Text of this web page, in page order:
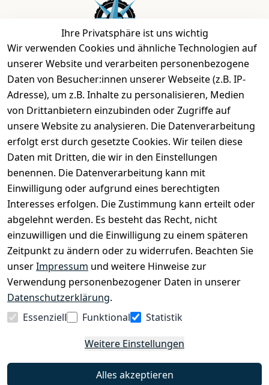
Ihre Privatsphäre ist uns wichtig
Wir verwenden Cookies und ähnliche Technologien auf
unserer Website und verarbeiten personenbezogene
Daten von Besucher:innen unserer Webseite (z.B. IP-
Adresse), um z.B. Inhalte zu personalisieren, Medien
von Drittanbietern einzubinden oder Zugriffe auf
unsere Website zu analysieren. Die Datenverarbeitung
erfolgt erst durch gesetzte Cookies. Wir teilen diese
Daten mit Dritten, die wir in den Einstellungen
benennen. Die Datenverarbeitung kann mit
Einwilligung oder aufgrund eines berechtigten
Interesses erfolgen. Die Zustimmung kann erteilt oder
abgelehnt werden. Es besteht das Recht, nicht
einzuwilligen und die Einwilligung zu einem späteren
Zeitpunkt zu ändern oder zu widerrufen. Beachten Sie
unserImpressum und weitere Hinweise zur
Verwendung personenbezogener Daten in unserer
Datenschutzerklärung.
Essenziell
Funktional
Statistik
Weitere Einstellungen
Alles akzeptieren
Bei uns findest Du das richtige Fahrgefühl. Auf über
2.400 m² bieten wir Dir die beste Beratung zu
Kinderfahrrädern über E-MTBs bis hin zu
Lastenfahrrädern und Elektrorollern.
EINKAUFEN
› Fahrrad Aachen
› Zahlungs- und Versandbedingungen
INFORMATIONEN
› Batteriehinweis
› Widerrufsrecht
Impressum